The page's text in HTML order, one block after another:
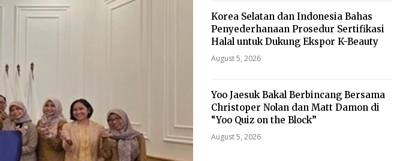
Korea Selatan dan Indonesia Bahas
Penyederhanaan Prosedur Sertifikasi
Halal untuk Dukung Ekspor K-Beauty
August 5, 2026
Yoo Jaesuk Bakal Berbincang Bersama
Christoper Nolan dan Matt Damon di
“Yoo Quiz on the Block”
August 5, 2026